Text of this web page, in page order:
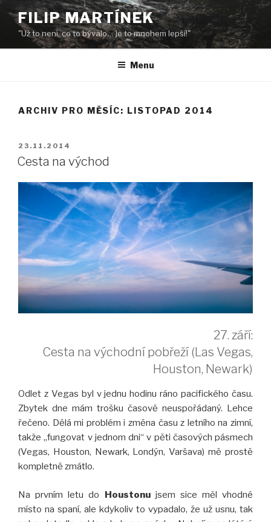
Přejít
obsahu
webu
FILIP MARTÍNEK
"Už to není, co to bývalo… je to mnohem lepší!"
Menu
ARCHIV PRO MĚSÍC: LISTOPAD 2014
PUBLIKOVÁNO
23.11.2014
Cesta na východ
27. září:
Cesta na východní pobřeží (Las Vegas,
Houston, Newark)
Odlet z Vegas byl v jednu hodinu ráno pacifického času.
Zbytek dne mám trošku časově neuspořádaný. Lehce
řečeno. Dělá mi problém i změna času z letního na zimní,
takže „fungovat v jednom dni“ v pěti časových pásmech
(Vegas, Houston, Newark, Londýn, Varšava) mě prostě
kompletně zmátlo.
Na prvním letu do Houstonujsem sice měl vhodné
místo na spaní, ale kdykoliv to vypadalo, že už usnu, tak